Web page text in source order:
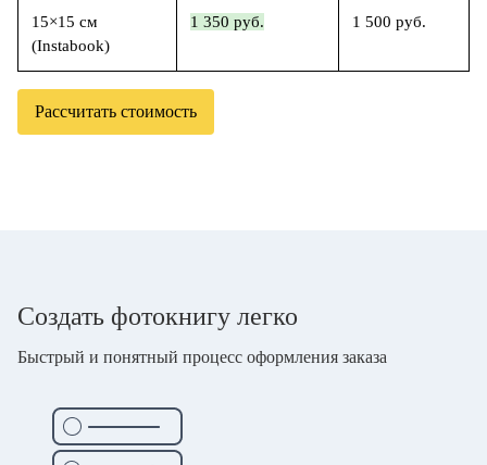
15×15 см
(Instabook)
1 350 руб. 1 500 руб.
Рассчитать стоимость
Создать фотокнигу легко
Быстрый и понятный процесс оформления заказа